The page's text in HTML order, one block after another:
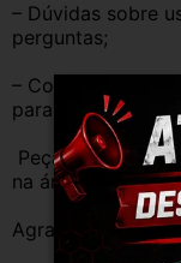
– Dúvidas sobre
perguntas;
– Compare o
para evitar trocas;
na área de
Agradecemos a